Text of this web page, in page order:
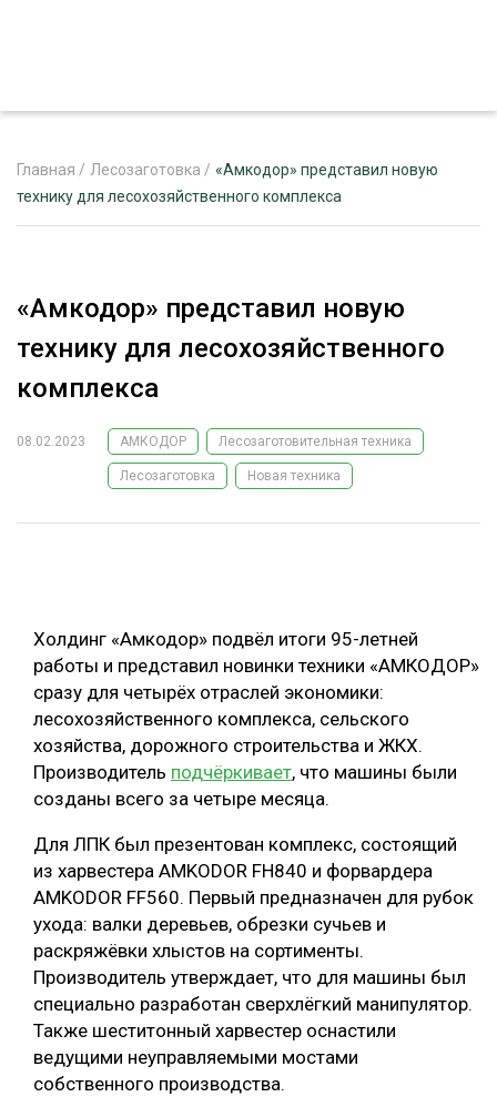
РЕКЛАМОДАТЕЛЯМ
ЛЕСНОЕ ХОЗЯЙСТВО
ЛЕСОЗАГОТОВКА
ОБРАБОТКА ДРЕВЕСИНЫ
ЛЕСОВОССТАНОВЛЕНИЕ И ЗАЩИТА
ЛОГИСТИКА
ПРОИЗВОДСТВО ДРЕВЕСНЫХ ПЛИТ
ЦБП
ЛЕСОПИЛЕНИЕ
ДЕРЕВЯННОЕ ДОМОСТРОЕНИЕ
БЕЗОПАСНОЕ ПРОИЗВОДСТВО
СОРТИРОВКА ДРЕВЕСИНЫ
СУШКА ДРЕВЕСИНЫ
МЕБЕЛЬНОЕ ПРОИЗВОДСТВО
ТЕМАТИЧЕСКИЕ ПРОЕКТЫ
ПОДБОРКИ СТАТЕЙ
ЭКСПЕРТНОЕ МНЕНИЕ
Главная / Лесозаготовка / «Амкодор» представил новую
технику для лесохозяйственного комплекса
«Амкодор» представил новую
технику для лесохозяйственного
комплекса
08.02.2023 АМКОДОР Лесозаготовительная техника
Лесозаготовка Новая техника
Холдинг «Амкодор» подвёл итоги 95-летней
работы и представил новинки техники «АМКОДОР»
сразу для четырёх отраслей экономики:
лесохозяйственного комплекса, сельского
хозяйства, дорожного строительства и ЖКХ.
Производитель подчёркивает, что машины были
созданы всего за четыре месяца.
Для ЛПК был презентован комплекс, состоящий
из харвестера AMKODOR FH840 и форвардера
AMKODOR FF560. Первый предназначен для рубок
ухода: валки деревьев, обрезки сучьев и
раскряжёвки хлыстов на сортименты.
Производитель утверждает, что для машины был
специально разработан сверхлёгкий манипулятор.
Также шеститонный харвестер оснастили
ведущими неуправляемыми мостами
собственного производства.